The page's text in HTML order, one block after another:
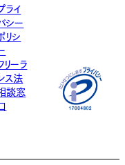
ライ
シー
リシ
リーラ
ス法
談窓